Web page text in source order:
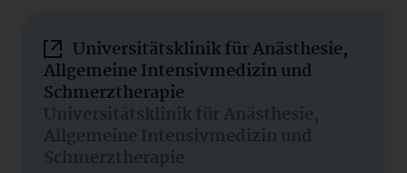
Universitätsklinik für Anästhesie,
Allgemeine Intensivmedizin und
Schmerztherapie
Universitätsklinik für Anästhesie,
Allgemeine Intensivmedizin und
Schmerztherapie